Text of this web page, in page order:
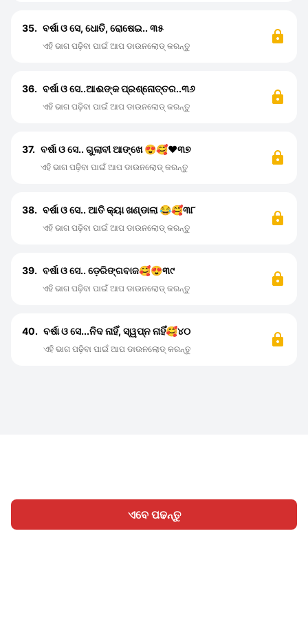
ଏବେ ପଢନ୍ତୁ
35. ବର୍ଷା ଓ ସେ, ଧୋତି, ରୋଷେଇ.. ୩୫
ଏହି ଭାଗ ପଢ଼ିବା ପାଇଁ ଆପ ଡାଉନଲୋଡ୍ କରନ୍ତୁ
36. ବର୍ଷା ଓ ସେ..ଆଈଙ୍କ ପ୍ରଶ୍ନୋତ୍ତର..୩୬
ଏହି ଭାଗ ପଢ଼ିବା ପାଇଁ ଆପ ଡାଉନଲୋଡ୍ କରନ୍ତୁ
37. ବର୍ଷା ଓ ସେ.. ଗୁଲାବୀ ଆଙ୍ଖେ 😍🥰❤️୩୭
ଏହି ଭାଗ ପଢ଼ିବା ପାଇଁ ଆପ ଡାଉନଲୋଡ୍ କରନ୍ତୁ
38. ବର୍ଷା ଓ ସେ.. ଆତି କ୍ୟା ଖଣ୍ଡାଲା 😂🥰୩୮
ଏହି ଭାଗ ପଢ଼ିବା ପାଇଁ ଆପ ଡାଉନଲୋଡ୍ କରନ୍ତୁ
39. ବର୍ଷା ଓ ସେ.. ଡ଼େରିଙ୍ଗବାଜ🥰😍୩୯
ଏହି ଭାଗ ପଢ଼ିବା ପାଇଁ ଆପ ଡାଉନଲୋଡ୍ କରନ୍ତୁ
40. ବର୍ଷା ଓ ସେ...ନିଦ ନାହିଁ, ସ୍ୱପ୍ନ ନାହିଁ🥰୪୦
ଏହି ଭାଗ ପଢ଼ିବା ପାଇଁ ଆପ ଡାଉନଲୋଡ୍ କରନ୍ତୁ
ହୋମ ବିଭାଗ ଲେଖନ୍ତୁ ସାଇନ୍ ଇନ୍